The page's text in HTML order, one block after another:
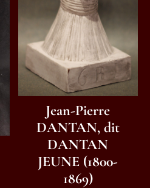
Jean-Pierre
DANTAN, dit
DANTAN
JEUNE (1800-
1869)